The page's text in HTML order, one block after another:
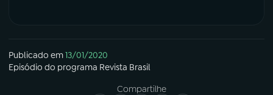
Publicado em13/01/2020
Episódio do programa Revista Brasil
Compartilhe